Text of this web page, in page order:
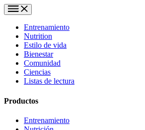
Entrenamiento
Nutrition
Estilo de vida
Bienestar
Comunidad
Ciencias
Listas de lectura
Productos
Entrenamiento